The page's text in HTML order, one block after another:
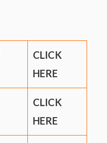
CLICK
HERE
CLICK
HERE